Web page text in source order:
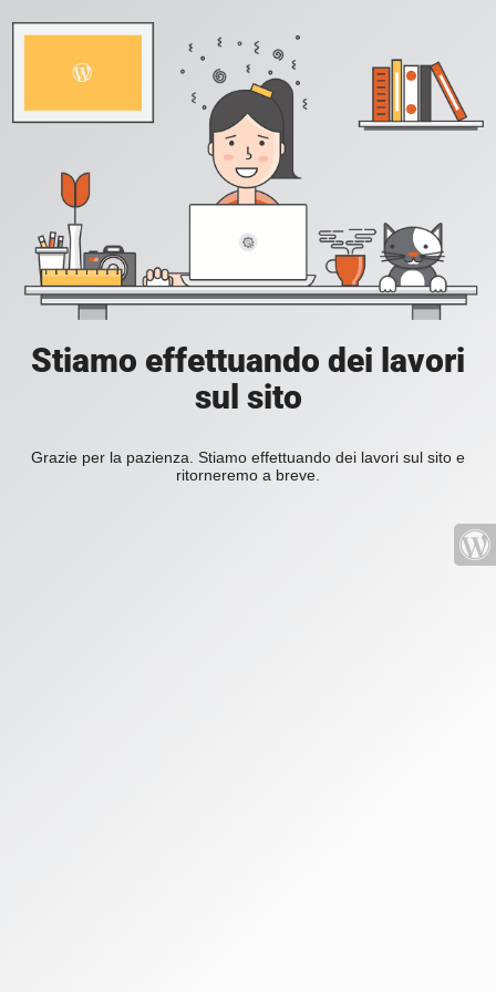
Stiamo effettuando dei lavori
sul sito
Grazie per la pazienza. Stiamo effettuando dei lavori sul sito e
ritorneremo a breve.